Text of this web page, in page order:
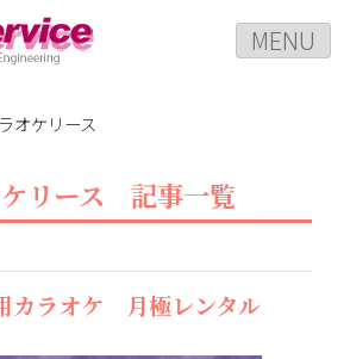
MENU
オケリース
リース 記事一覧
カラオケ 月極レンタル